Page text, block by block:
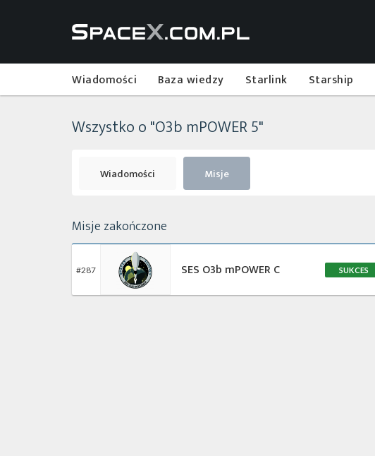
Wiadomości Baza wiedzy Starlink Starship
Wszystko o "O3b mPOWER 5"
Wiadomości Misje
Misje zakończone
#287 SES O3b mPOWER C SUKCES